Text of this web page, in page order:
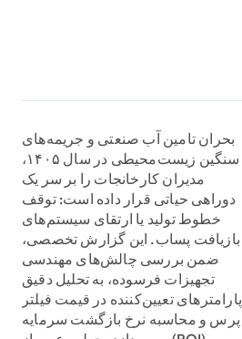
بحران تامین آب صنعتی و جریمه‌های
سنگین زیست‌محیطی در سال ۱۴۰۵،
مدیران کارخانجات را بر سر یک
دوراهی حیاتی قرار داده است: توقف
خطوط تولید یا ارتقای سیستم‌های
بازیافت پساب. این گزارش تخصصی،
ضمن بررسی چالش‌های مهندسی
تجهیزات فرسوده، به تحلیل دقیق
پارامترهای تعیین‌کننده در قیمت فیلتر
پرس و محاسبه نرخ بازگشت سرمایه